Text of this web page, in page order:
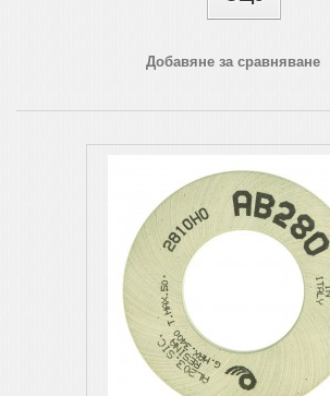
Добавяне за сравняване